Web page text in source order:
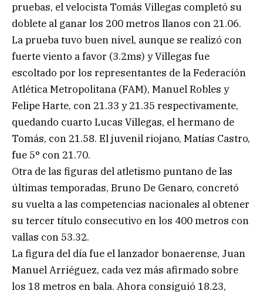
pruebas, el velocista Tomás Villegas completó su
doblete al ganar los 200 metros llanos con 21.06.
La prueba tuvo buen nivel, aunque se realizó con
fuerte viento a favor (3.2ms) y Villegas fue
escoltado por los representantes de la Federación
Atlética Metropolitana (FAM), Manuel Robles y
Felipe Harte, con 21.33 y 21.35 respectivamente,
quedando cuarto Lucas Villegas, el hermano de
Tomás, con 21.58. El juvenil riojano, Matías Castro,
fue 5° con 21.70.
Otra de las figuras del atletismo puntano de las
últimas temporadas, Bruno De Genaro, concretó
su vuelta a las competencias nacionales al obtener
su tercer título consecutivo en los 400 metros con
vallas con 53.32.
La figura del día fue el lanzador bonaerense, Juan
Manuel Arriéguez, cada vez más afirmado sobre
los 18 metros en bala. Ahora consiguió 18.23,